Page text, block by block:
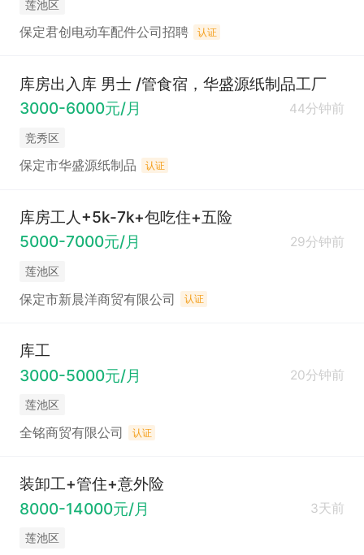
莲池区
保定君创电动车配件公司招聘 认证
库房出入库 男士 /管食宿，华盛源纸制品工厂
3000-6000元/月
44分钟前
竞秀区
保定市华盛源纸制品 认证
库房工人+5k-7k+包吃住+五险
5000-7000元/月
29分钟前
莲池区
保定市新晨洋商贸有限公司 认证
库工
3000-5000元/月
20分钟前
莲池区
全铭商贸有限公司 认证
装卸工+管住+意外险
8000-14000元/月
3天前
莲池区